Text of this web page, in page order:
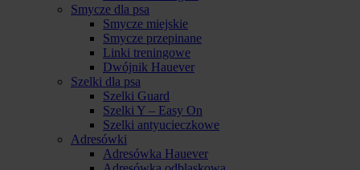
Smycze dla psa
Smycze miejskie
Smycze przepinane
Linki treningowe
Dwójnik Hauever
Szelki dla psa
Szelki Guard
Szelki Y – Easy On
Szelki antyucieczkowe
Adresówki
Adresówka Hauever